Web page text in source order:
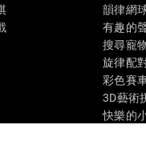
韻律網
有趣的
搜尋寵
旋律配
彩色賽
3D藝術
快樂的